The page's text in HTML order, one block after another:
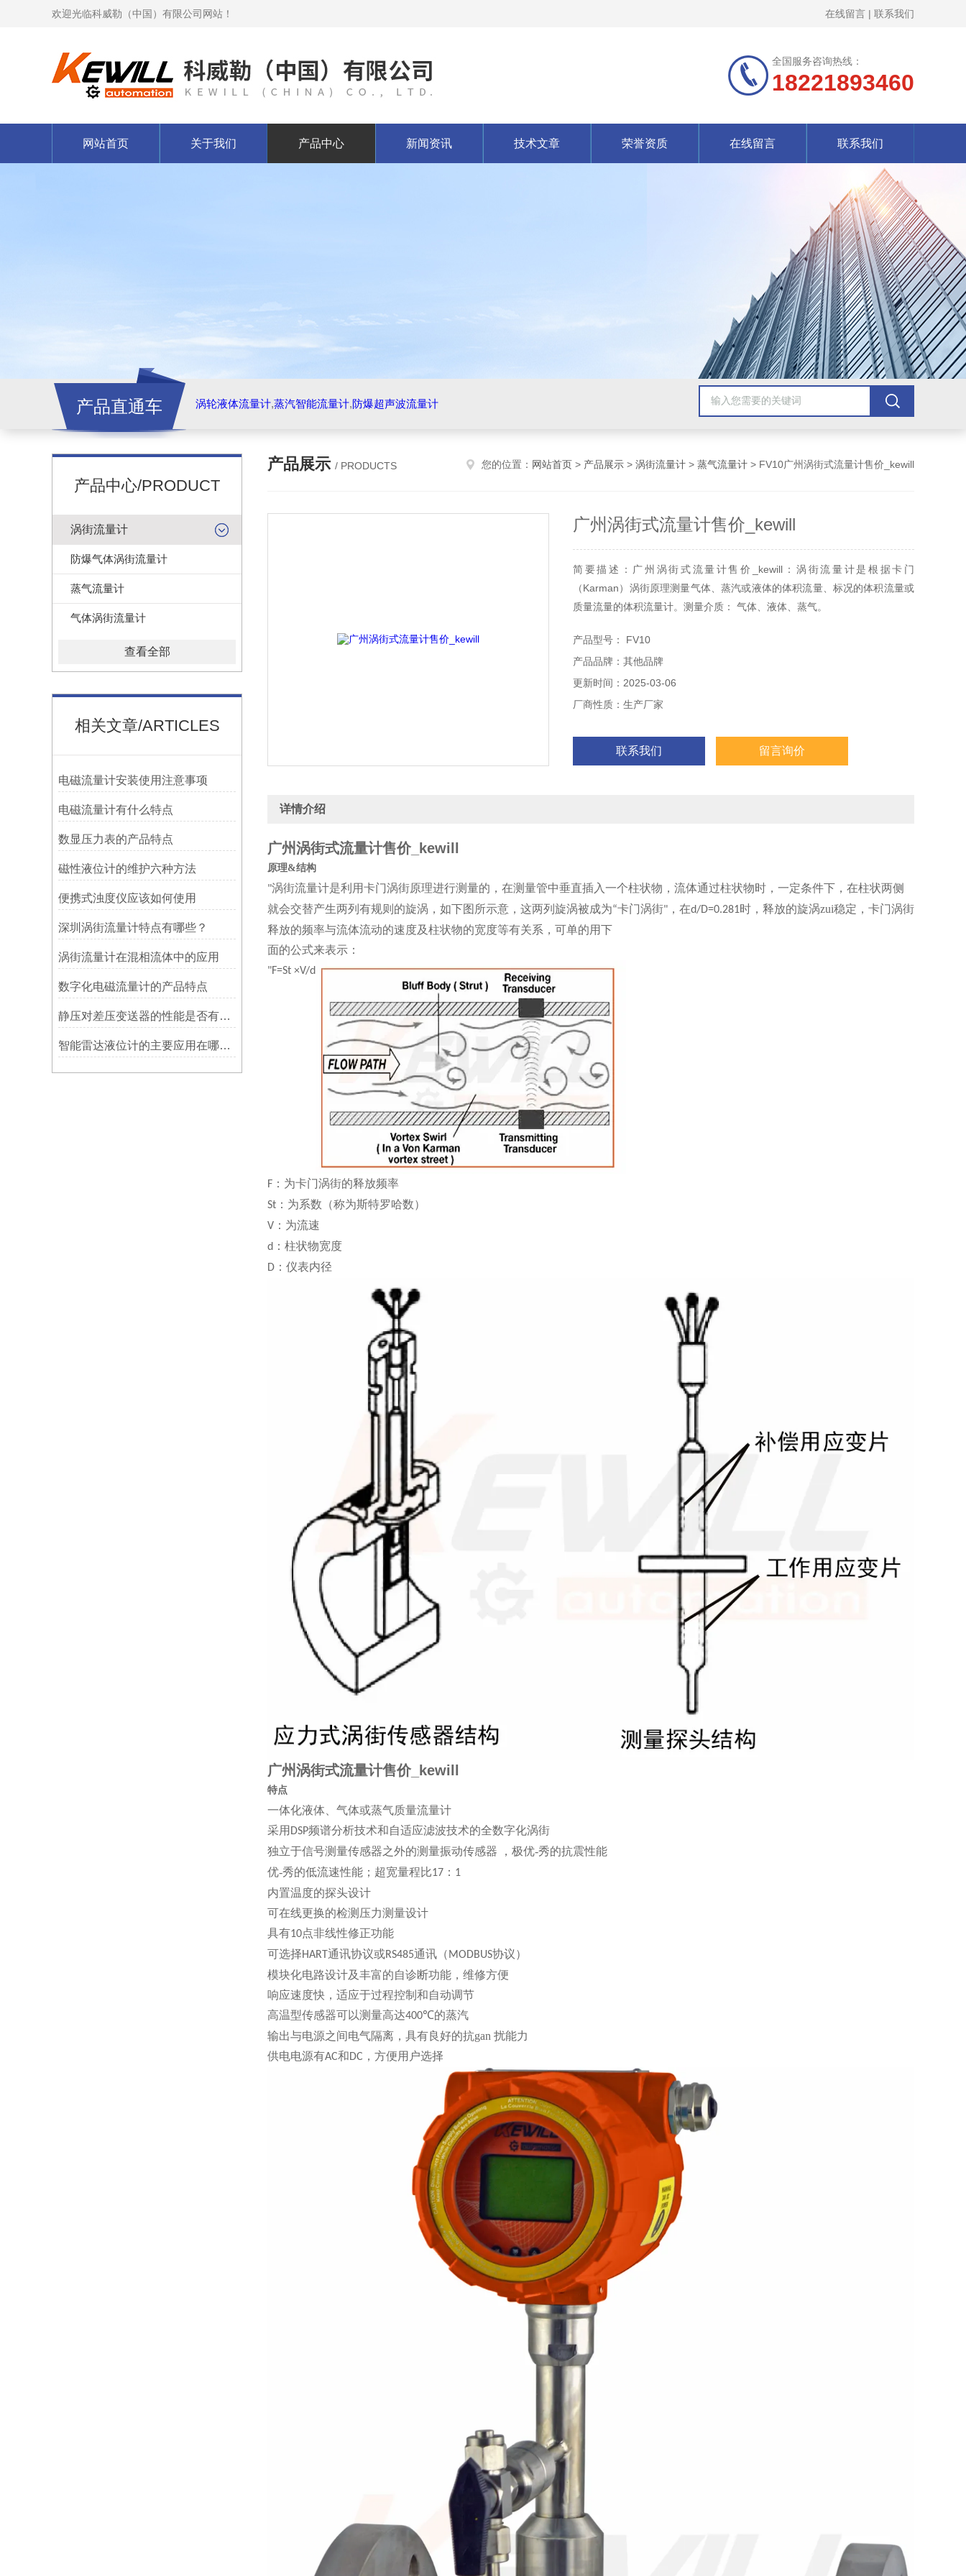
欢迎光临科威勒（中国）有限公司网站！ 在线留言 | 联系我们
全国服务咨询热线：
18221893460
网站首页 关于我们 产品中心 新闻资讯 技术文章 荣誉资质 在线留言 联系我们
产品直通车 涡轮液体流量计,蒸汽智能流量计,防爆超声波流量计
产品中心/PRODUCT
涡街流量计
防爆气体涡街流量计
蒸气流量计
气体涡街流量计
查看全部
相关文章/ARTICLES
电磁流量计安装使用注意事项
电磁流量计有什么特点
数显压力表的产品特点
磁性液位计的维护六种方法
便携式浊度仪应该如何使用
深圳涡街流量计特点有哪些？
涡街流量计在混相流体中的应用
数字化电磁流量计的产品特点
静压对差压变送器的性能是否有影响
智能雷达液位计的主要应用在哪里？
产品展示 / PRODUCTS 您的位置： 网站首页 > 产品展示 > 涡街流量计 > 蒸气流量计 > FV10广州涡街式流量计售价_kewill
广州涡街式流量计售价_kewill
简要描述：广州涡街式流量计售价_kewill：涡街流量计是根据卡门
（Karman）涡街原理测量气体、蒸汽或液体的体积流量、标况的体积流量或
质量流量的体积流量计。测量介质： 气体、液体、蒸气。
产品型号： FV10
产品品牌：其他品牌
更新时间：2025-03-06
厂商性质：生产厂家
联系我们 留言询价
详情介绍
广州涡街式流量计售价_kewill
原理&结构
"涡街流量计是利用卡门涡街原理进行测量的，在测量管中垂直插入一个柱状物，流体通过柱状物时，一定条件下，在柱状两侧
就会交替产生两列有规则的旋涡，如下图所示意，这两列旋涡被成为“卡门涡街" ，在d/D=0.281时，释放的旋涡zui稳定，卡门涡街
释放的频率与流体流动的速度及柱状物的宽度等有关系，可单的用下
面的公式来表示：
"F=St ×V/d
F ：为卡门涡街的释放频率
St ：为系数（称为斯特罗哈数）
V ：为流速
d ：柱状物宽度
D ：仪表内径
广州涡街式流量计售价_kewill
特点
一体化液体、气体或蒸气质量流量计
采用 DSP频谱分析技术和自适应滤波技术的全数字化涡街
独立于信号测量传感器之外的测量振动传感器
，极优-秀的抗震性能
优-秀的低流速性能；超宽量程比17 ： 1
内置温度的探头设计
可在线更换的检测压力测量设计
具有10点非线性修正功能
可选择HART 通讯协议或RS485通讯（ MODBUS协议）
模块化电路设计及丰富的自诊断功能，维修方便
响应速度快，适应于过程控制和自动调节
高温型传感器可以测量高达400℃的蒸汽
输出与电源之间电气隔离，具有良好的抗gan 扰能力
供电电源有AC和DC ，方便用户选择